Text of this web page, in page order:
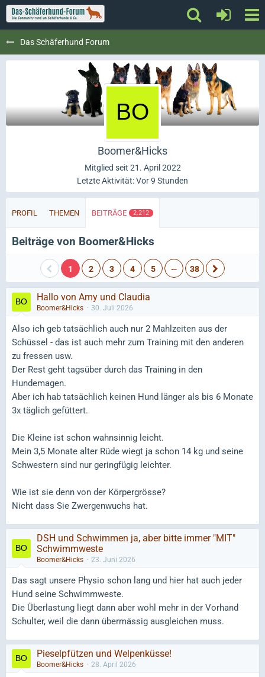
Das Schäferhund Forum
Boomer&Hicks
Mitglied seit 21. April 2022
Letzte Aktivität:Vor 9 Stunden
PROFIL THEMEN BEITRÄGE 2.212
Beiträge von Boomer&Hicks
1 2 3 4 5 … 38
Hallo von Amy und Claudia
Boomer&Hicks 30. Juli 2026
Also ich geb tatsächlich auch nur 2 Mahlzeiten aus der
Schüssel - das ist auch mehr zum Training mit den anderen
zu fressen usw.
Der Rest geht tagsüber durch das Training in den
Hundemagen.
Aber ich hab tatsächlich keinen Hund länger als bis 6 Monate
3x täglich gefüttert.
Die Kleine ist schon wahnsinnig leicht.
Mein 3,5 Monate alter Rüde wiegt ja schon 14 kg und seine
Schwestern sind nur geringfügig leichter.
Wie ist sie denn von der Körpergrösse?
Nicht dass Sie Zwergenwuchs hat.
DSH und Schwimmen ja, aber bitte immer "MIT"
Schwimmweste
Boomer&Hicks 23. Juni 2026
Das sagt unsere Physio schon lang und hier hat auch jeder
Hund seine Schwimmweste.
Die Überlastung liegt dann aber wohl mehr in der Vorhand
Schulter, weil die dann übermässig ausgleichen muss.
Pieselpfützen und Welpenküsse!
Boomer&Hicks 28. April 2026